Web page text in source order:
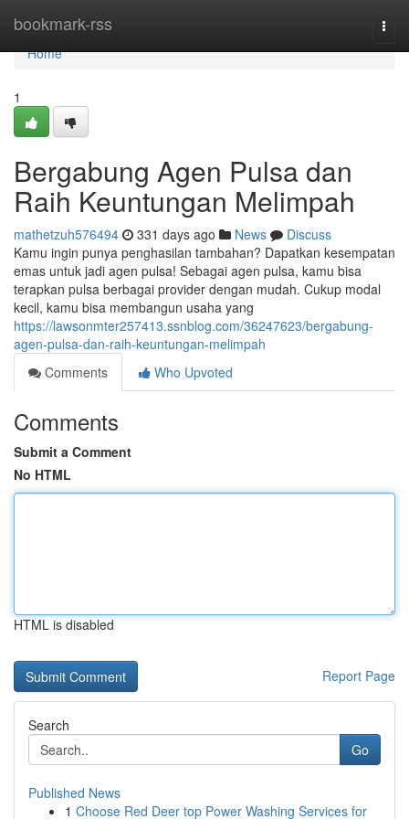
bookmark-rss
Home
Home
1
Bergabung Agen Pulsa dan
Raih Keuntungan Melimpah
mathetzuh576494 331 days ago News
Discuss
Kamu ingin punya penghasilan tambahan? Dapatkan kesempatan
emas untuk jadi agen pulsa! Sebagai agen pulsa, kamu bisa
terapkan pulsa berbagai provider dengan mudah. Cukup modal
kecil, kamu bisa membangun usaha yang
https://lawsonmter257413.ssnblog.com/36247623/bergabung-
agen-pulsa-dan-raih-keuntungan-melimpah
Comments
Who Upvoted
Comments
Submit a Comment
No HTML
HTML is disabled
Report Page
Search
Go
Published News
1 Choose Red Deer top Power Washing Services for